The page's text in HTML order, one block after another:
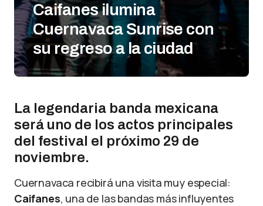
Caifanes ilumina
Cuernavaca Sunrise con
su regreso a la ciudad
La legendaria banda mexicana
será uno de los actos principales
del festival el próximo 29 de
noviembre.
Cuernavaca recibirá una visita muy especial:
Caifanes, una de las bandas más influyentes